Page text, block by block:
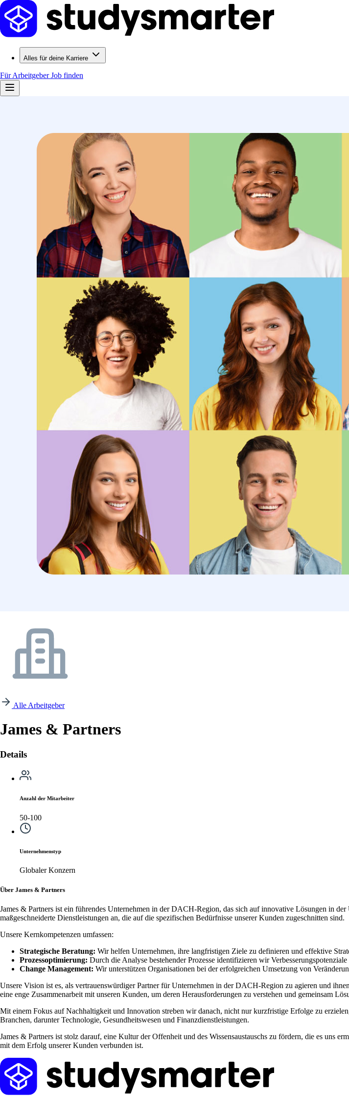
Alles für deine Karriere
Für ArbeitgeberJob finden
Alle Arbeitgeber
James & Partners
Details
Anzahl der Mitarbeiter
50-100
Unternehmenstyp
Globaler Konzern
Über James & Partners
James & Partners ist ein führendes Unternehmen in der DACH-Region, das sich auf innovative Lösungen in
maßgeschneiderte Dienstleistungen an, die auf die spezifischen Bedürfnisse unserer Kunden zugeschnitten sind.
Unsere Kernkompetenzen umfassen:
Strategische Beratung: Wir helfen Unternehmen, ihre langfristigen Ziele zu definieren und effektive
Prozessoptimierung: Durch die Analyse bestehender Prozesse identifizieren wir
Change Management: Wir unterstützen Organisationen bei der erfolgreichen Umsetzung von
Unsere Vision ist es, als vertrauenswürdiger Partner für Unternehmen in der DACH-Region zu agieren und
eine enge Zusammenarbeit mit unseren Kunden, um deren Herausforderungen zu verstehen und gemeinsam
Mit einem Fokus auf Nachhaltigkeit und Innovation streben wir danach, nicht nur kurzfristige Erfolge zu
Branchen, darunter Technologie, Gesundheitswesen und Finanzdienstleistungen.
James & Partners ist stolz darauf, eine Kultur der Offenheit und des Wissensaustauschs zu fördern, die es uns
mit dem Erfolg unserer Kunden verbunden ist.